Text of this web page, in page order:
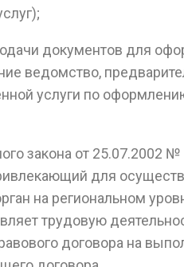
документов для
ведомство,
услуги по
закона от
для
на региональном
трудовую
договора на